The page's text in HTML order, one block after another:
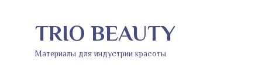
TRIO BEAUTY
Материалы для индустрии красоты